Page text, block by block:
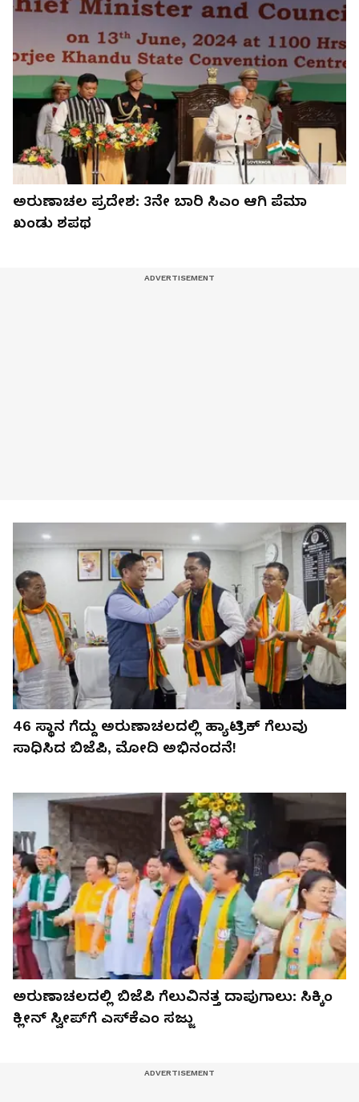
ಅರುಣಾಚಲ ಪ್ರದೇಶ: 3ನೇ ಬಾರಿ ಸಿಎಂ ಆಗಿ ಪೆಮಾ
ಖಂಡು ಶಪಥ
46 ಸ್ಥಾನ ಗೆದ್ದು ಅರುಣಾಚಲದಲ್ಲಿ ಹ್ಯಾಟ್ರಿಕ್ ಗೆಲುವು
ಸಾಧಿಸಿದ ಬಿಜೆಪಿ, ಮೋದಿ ಅಭಿನಂದನೆ!
ಅರುಣಾಚಲದಲ್ಲಿ ಬಿಜೆಪಿ ಗೆಲುವಿನತ್ತ ದಾಪುಗಾಲು: ಸಿಕ್ಕಿಂ
ಕ್ಲೀನ್ ಸ್ವೀಪ್‌ಗೆ ಎಸ್‌ಕೆಎಂ ಸಜ್ಜು